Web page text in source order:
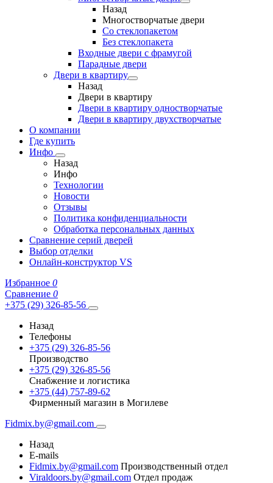
Назад
Многостворчатые двери
Со стеклопакетом
Без стеклопакета
Входные двери с фрамугой
Парадные двери
Двери в квартиру
Назад
Двери в квартиру
Двери в квартиру одностворчатые
Двери в квартиру двухстворчатые
О компании
Где купить
Инфо
Назад
Инфо
Технологии
Новости
Отзывы
Политика конфиденциальности
Обработка персональных данных
Сравнение серий дверей
Выбор отделки
Онлайн-конструктор VS
Избранное 0
Сравнение 0
+375 (29) 326-85-56
Назад
Телефоны
+375 (29) 326-85-56
Производство
+375 (29) 326-85-56
Снабжение и логистика
+375 (44) 757-89-62
Фирменный магазин в Могилеве
Fidmix.by@gmail.com
Назад
E-mails
Fidmix.by@gmail.com Производственный отдел
Viraldoors.by@gmail.com Отдел продаж